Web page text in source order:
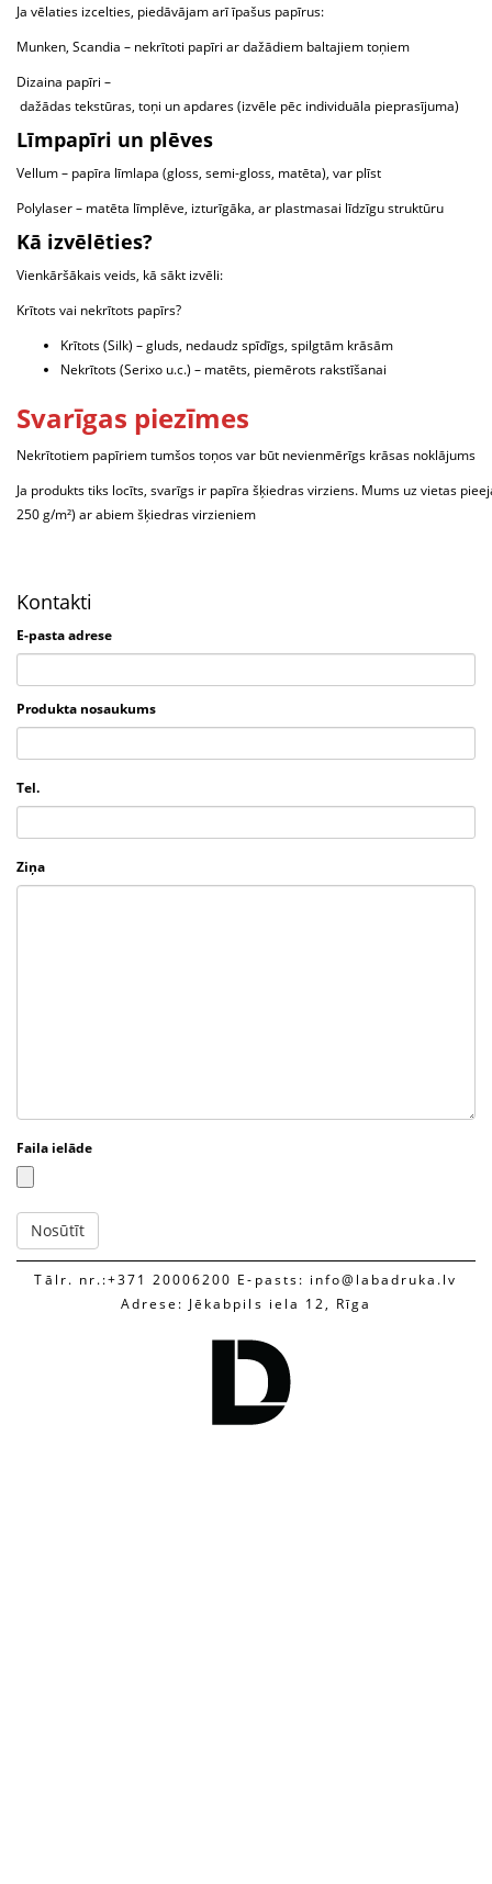
Ja vēlaties izcelties, piedāvājam arī īpašus papīrus:
Munken, Scandia – nekrītoti papīri ar dažādiem baltajiem toņiem
Dizaina papīri –
dažādas tekstūras, toņi un apdares (izvēle pēc individuāla pieprasījuma)
Līmpapīri un plēves
Vellum – papīra līmlapa (gloss, semi-gloss, matēta), var plīst
Polylaser – matēta līmplēve, izturīgāka, ar plastmasai līdzīgu struktūru
Kā izvēlēties?
Vienkāršākais veids, kā sākt izvēli:
Krītots vai nekrītots papīrs?
Krītots (Silk) – gluds, nedaudz spīdīgs, spilgtām krāsām
Nekrītots (Serixo u.c.) – matēts, piemērots rakstīšanai
Svarīgas piezīmes
Nekrītotiem papīriem tumšos toņos var būt nevienmērīgs krāsas noklājums
Ja produkts tiks locīts, svarīgs ir papīra šķiedras virziens. Mums uz vietas
250 g/m²) ar abiem šķiedras virzieniem
Kontakti
E-pasta adrese
Produkta nosaukums
Tel.
Ziņa
Faila ielāde
Tālr. nr.:+371 20006200 E-pasts: info@labadruka.lv
Adrese: Jēkabpils iela 12, Rīga